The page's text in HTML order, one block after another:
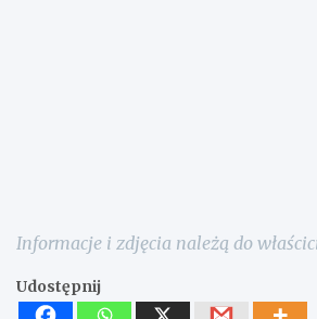
Informacje i zdjęcia należą do
Udostępnij